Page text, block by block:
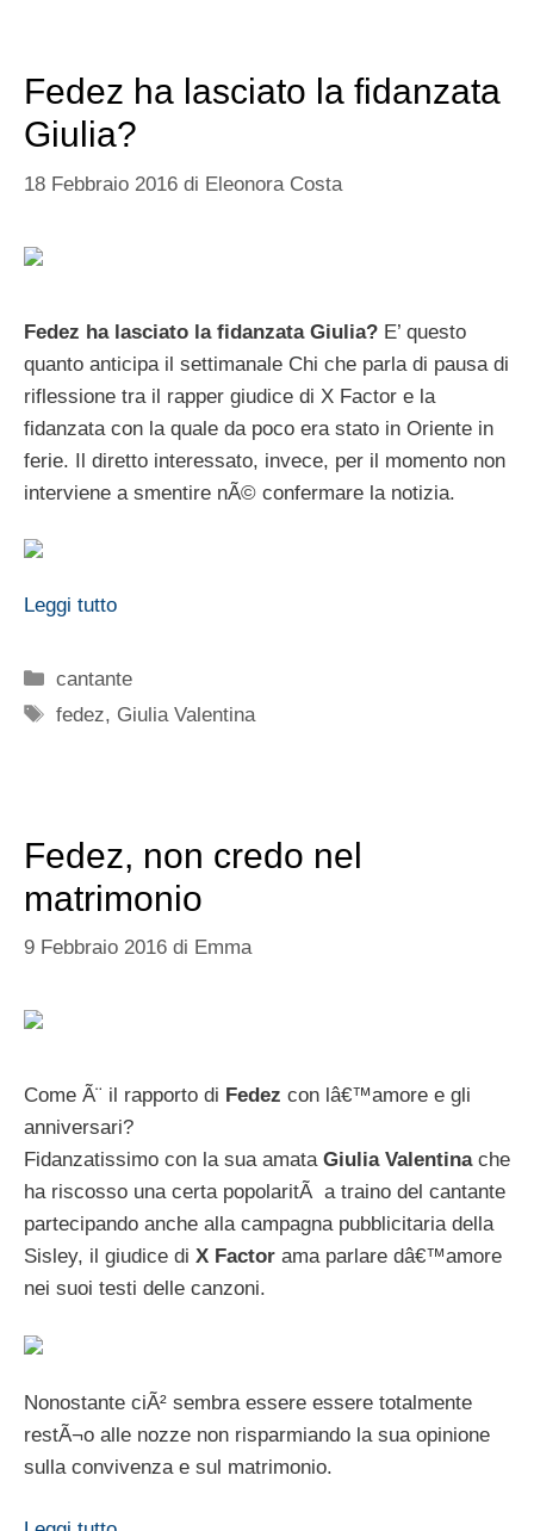
Fedez ha lasciato la fidanzata
Giulia?
18 Febbraio 2016 di Eleonora Costa
Fedez ha lasciato la fidanzata Giulia? E’ questo
quanto anticipa il settimanale Chi che parla di pausa di
riflessione tra il rapper giudice di X Factor e la
fidanzata con la quale da poco era stato in Oriente in
ferie. Il diretto interessato, invece, per il momento non
interviene a smentire nÃ© confermare la notizia.
Leggi tutto
Categorie
cantante
Tag
fedez, Giulia Valentina
Fedez, non credo nel
matrimonio
9 Febbraio 2016 di Emma
Come Ã¨ il rapporto di Fedez con lâ€™amore e gli
anniversari?
Fidanzatissimo con la sua amata Giulia Valentinache
ha riscosso una certa popolaritÃ a traino del cantante
partecipando anche alla campagna pubblicitaria della
Sisley, il giudice di X Factor ama parlare dâ€™amore
nei suoi testi delle canzoni.
Nonostante ciÃ² sembra essere essere totalmente
restÃ¬o alle nozze non risparmiando la sua opinione
sulla convivenza e sul matrimonio.